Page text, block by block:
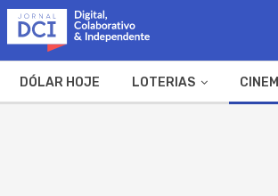
DÓLAR HOJE LOTERIAS